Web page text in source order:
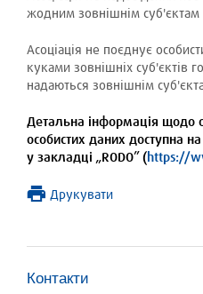
жодним зовнішнім суб'єктам
Асоціація не поєднує
куками зовнішніх суб'єктів
надаються зовнішнім
Детальна інформація щодо
особистих даних доступна на
у закладці „RODO” ( https://
Друкувати
Контакти